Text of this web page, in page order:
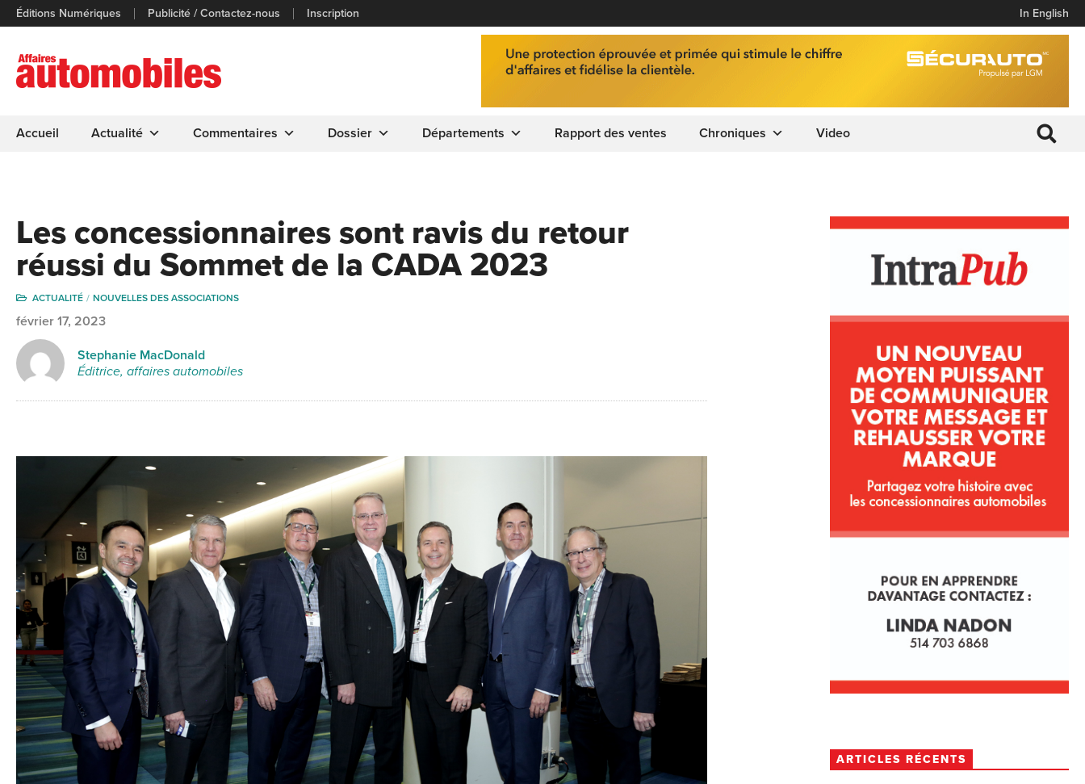
Éditions Numériques Publicité / Contactez-nous Inscription In English
Accueil Actualité Commentaires Dossier Départements Rapport des ventes Chroniques Video
Les concessionnaires sont ravis du retour
réussi du Sommet de la CADA 2023
ACTUALITÉ NOUVELLES DES ASSOCIATIONS
février 17, 2023
Stephanie MacDonald
Éditrice, affaires automobiles
ARTICLES RÉCENTS